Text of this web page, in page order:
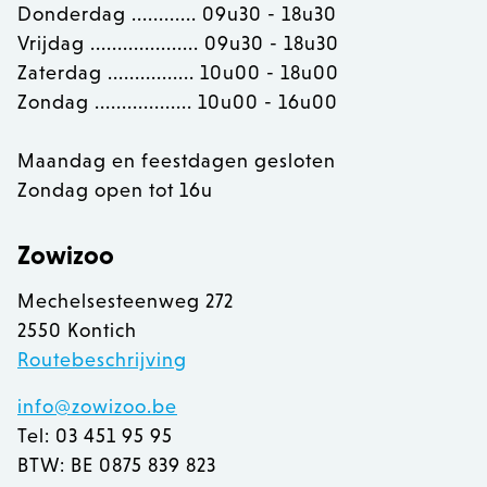
Donderdag ............ 09u30 - 18u30
Vrijdag .................... 09u30 - 18u30
Zaterdag ................ 10u00 - 18u00
Zondag .................. 10u00 - 16u00
Maandag en feestdagen gesloten
Zondag open tot 16u
Zowizoo
Mechelsesteenweg 272
2550 Kontich
Routebeschrijving
info@zowizoo.be
Tel: 03 451 95 95
BTW: BE 0875 839 823
OptanonConsent